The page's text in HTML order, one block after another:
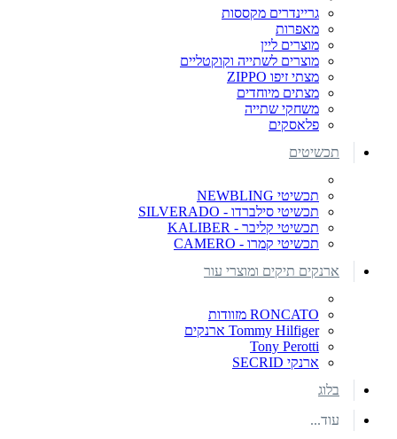
גריינדרים מקססות
מאפרות
מוצרים ליין
מוצרים לשתייה וקוקטליים
מצתי זיפו ZIPPO
מצתים מיוחדים
משחקי שתייה
פלאסקים
תכשיטים
תכשיטי NEWBLING
תכשיטי סילברדו - SILVERADO
תכשיטי קליבר - KALIBER
תכשיטי קמרו - CAMERO
ארנקים תיקים ומוצרי עור
RONCATO מזוודות
Tommy Hilfiger ארנקים
Tony Perotti
ארנקי SECRID
בלוג
עוד...